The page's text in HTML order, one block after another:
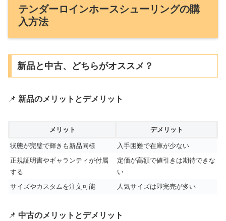
テンダーロインホースシューリングの購
入方法
新品と中古、どちらがオススメ？
📌 新品のメリットとデメリット
メリット デメリット
状態が完璧で輝きも新品同様
入手困難で在庫が少ない
正規証明書やギャランティが付属
する
定価が高額で値引きは期待できな
い
サイズやカスタムを注文可能
人気サイズは即完売が多い
📌 中古のメリットとデメリット